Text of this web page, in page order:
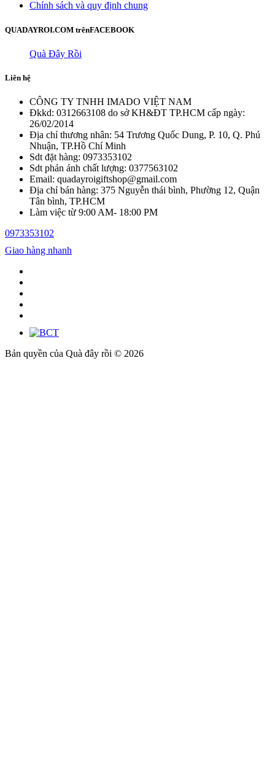
Chính sách và quy định chung
QUADAYROI.COM trênFACEBOOK
Quà Đây Rồi
Liên hệ
CÔNG TY TNHH IMADO VIỆT NAM
Đkkd: 0312663108 do sở KH&ĐT TP.HCM cấp ngày:
26/02/2014
Địa chỉ thương nhân: 54 Trương Quốc Dung, P. 10, Q. Phú
Nhuận, TP.Hồ Chí Minh
Sdt đặt hàng: 0973353102
Sdt phản ánh chất lượng: 0377563102
Email: quadayroigiftshop@gmail.com
Địa chỉ bán hàng: 375 Nguyễn thái bình, Phường 12, Quận
Tân bình, TP.HCM
Làm việc từ 9:00 AM- 18:00 PM
0973353102
Giao hàng nhanh
Bản quyền của Quà đây rồi © 2026